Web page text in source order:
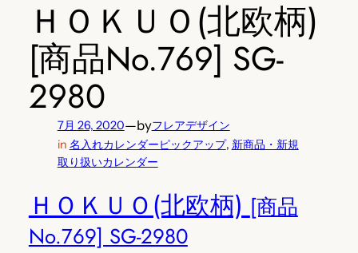
ＨＯＫＵＯ(北欧柄)
[商品No.769] SG-
2980
7月 26, 2020—byフレアデザイン
in 名入れカレンダーピックアップ, 新商品・新規
取り扱いカレンダー
ＨＯＫＵＯ(北欧柄)[商品
No.769] SG-2980